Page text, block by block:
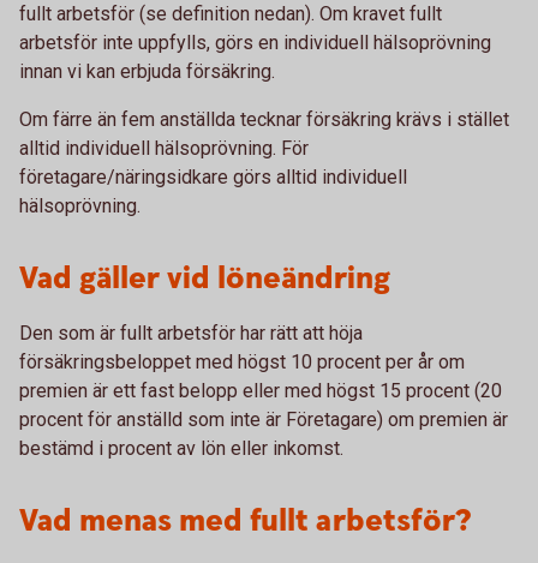
fullt arbetsför (se definition nedan). Om kravet fullt
arbetsför inte uppfylls, görs en individuell hälsoprövning
innan vi kan erbjuda försäkring.
Om färre än fem anställda tecknar försäkring krävs i stället
alltid individuell hälsoprövning. För
företagare/näringsidkare görs alltid individuell
hälsoprövning.
Vad gäller vid löneändring
Den som är fullt arbetsför har rätt att höja
försäkringsbeloppet med högst 10 procent per år om
premien är ett fast belopp eller med högst 15 procent (20
procent för anställd som inte är Företagare) om premien är
bestämd i procent av lön eller inkomst.
Vad menas med fullt arbetsför?